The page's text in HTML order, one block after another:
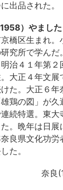
出品された。
）やまし
橋区生まれ。
究所で学んだ
治４１年第２
大正４年文展
た。大正６年
鶏の図」が
続特選。東
。晩年は日展
良県文化功労
た。
奈良